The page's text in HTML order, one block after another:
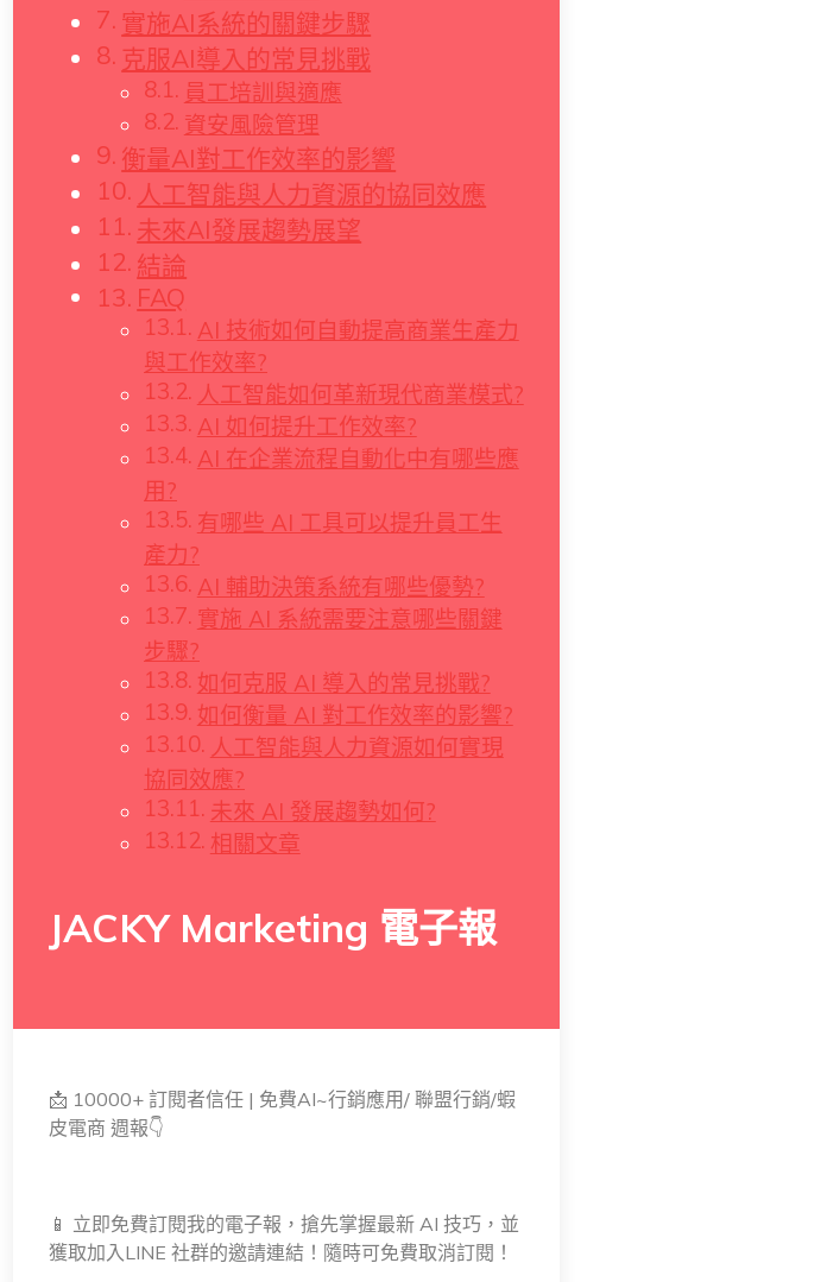
實施AI系統的關鍵步驟
克服AI導入的常見挑戰
員工培訓與適應
資安風險管理
衡量AI對工作效率的影響
人工智能與人力資源的協同效應
未來AI發展趨勢展望
結論
FAQ
AI 技術如何自動提高商業生產力
與工作效率?
人工智能如何革新現代商業模式?
AI 如何提升工作效率?
AI 在企業流程自動化中有哪些應
用?
有哪些 AI 工具可以提升員工生
產力?
AI 輔助決策系統有哪些優勢?
實施 AI 系統需要注意哪些關鍵
步驟?
如何克服 AI 導入的常見挑戰?
如何衡量 AI 對工作效率的影響?
人工智能與人力資源如何實現
協同效應?
未來 AI 發展趨勢如何?
相關文章
JACKY Marketing 電子報
📩 10000+ 訂閱者信任 | 免費AI~行銷應用/ 聯盟行銷/蝦
皮電商 週報👇
📱 立即免費訂閱我的電子報，搶先掌握最新 AI 技巧，並
獲取加入LINE 社群的邀請連結！隨時可免費取消訂閱！